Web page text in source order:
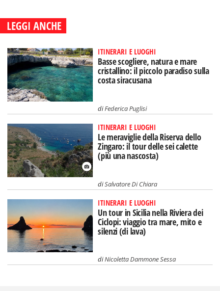
LEGGI ANCHE
ITINERARI E LUOGHI
Basse scogliere, natura e mare
cristallino: il piccolo paradiso sulla
costa siracusana
diFederica Puglisi
ITINERARI E LUOGHI
Le meraviglie della Riserva dello
Zingaro: il tour delle sei calette
(più una nascosta)
diSalvatore Di Chiara
ITINERARI E LUOGHI
Un tour in Sicilia nella Riviera dei
Ciclopi: viaggio tra mare, mito e
silenzi (di lava)
diNicoletta Dammone Sessa